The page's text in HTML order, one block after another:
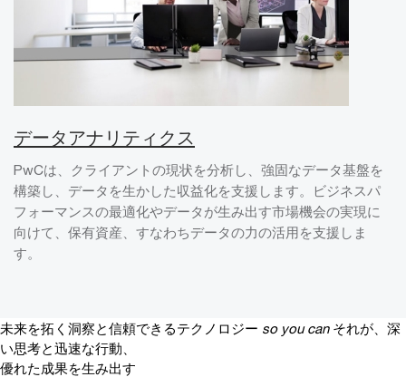
データアナリティクス
PwCは、クライアントの現状を分析し、強固なデータ基盤を
構築し、データを生かした収益化を支援します。ビジネスパ
フォーマンスの最適化やデータが生み出す市場機会の実現に
向けて、保有資産、すなわちデータの力の活用を支援しま
す。
未来を拓く洞察と信頼できるテクノロジー so you can それが、深
い思考と迅速な行動、
優れた成果を生み出す